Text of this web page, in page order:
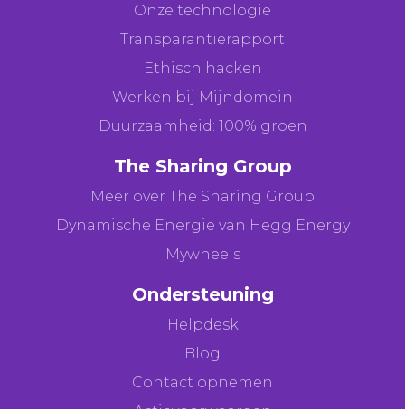
Onze technologie
Transparantierapport
Ethisch hacken
Werken bij Mijndomein
Duurzaamheid: 100% groen
The Sharing Group
Meer over The Sharing Group
Dynamische Energie van Hegg Energy
Mywheels
Ondersteuning
Helpdesk
Blog
Contact opnemen